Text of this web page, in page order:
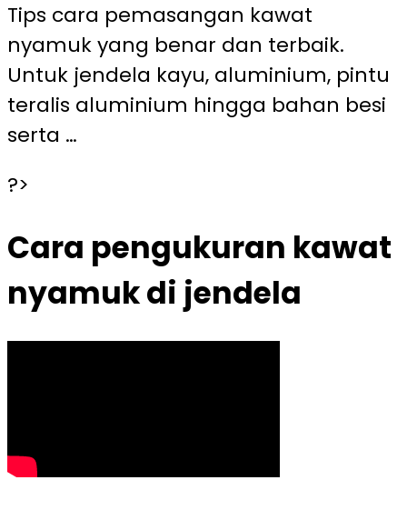
Tips cara pemasangan kawat
nyamuk yang benar dan terbaik.
Untuk jendela kayu, aluminium, pintu
teralis aluminium hingga bahan besi
serta …
?>
Cara pengukuran kawat
nyamuk di jendela